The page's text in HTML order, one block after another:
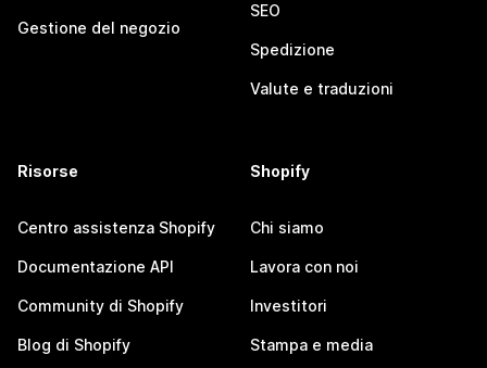
Gestione del negozio
SEO
Spedizione
Valute e traduzioni
Risorse
Centro assistenza Shopify
Documentazione API
Community di Shopify
Blog di Shopify
Shopify
Chi siamo
Lavora con noi
Investitori
Stampa e media